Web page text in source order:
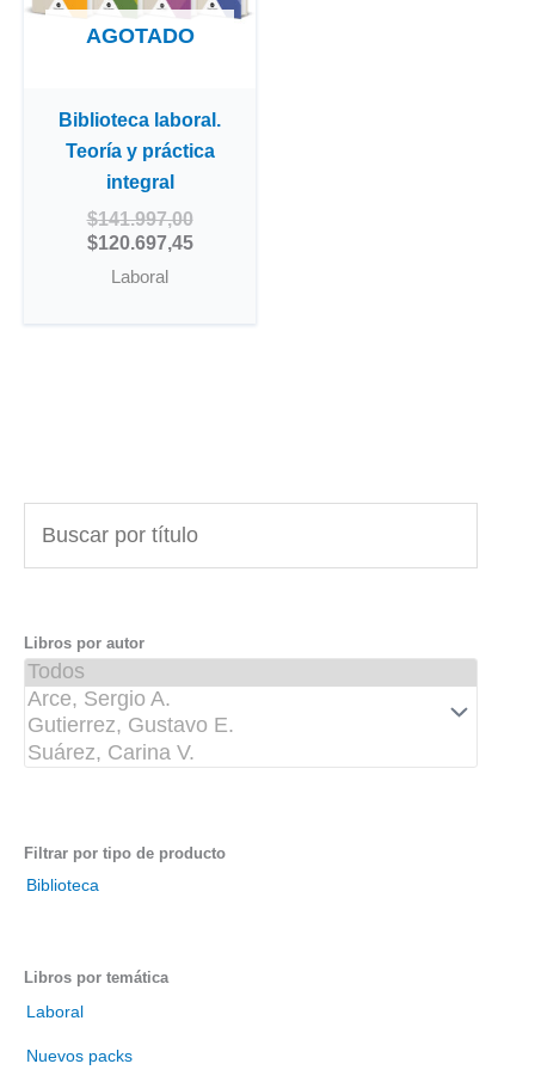
s
a
r
p
o
t
Libros por autor
Filtrar por tipo de producto
Biblioteca
Libros por temática
Laboral
Nuevos packs
AGOTADO
Biblioteca laboral.
Teoría y práctica
integral
$141.997,00
$120.697,45
Laboral